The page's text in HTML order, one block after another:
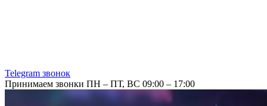
Telegram звонок
Принимаем звонки ПН – ПТ, ВС 09:00 – 17:00